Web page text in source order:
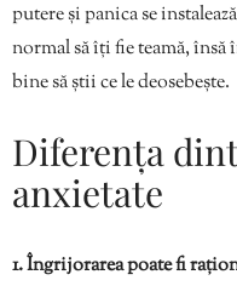
putere și panica se
normal să îți fie teamă, însă
bine să știi ce le deosebește.
Diferența
anxietate
1. Îngrijorarea poate fi